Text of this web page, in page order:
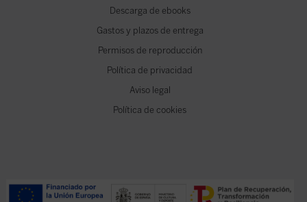
Descarga de ebooks
Gastos y plazos de entrega
Permisos de reproducción
Política de privacidad
Aviso legal
Política de cookies